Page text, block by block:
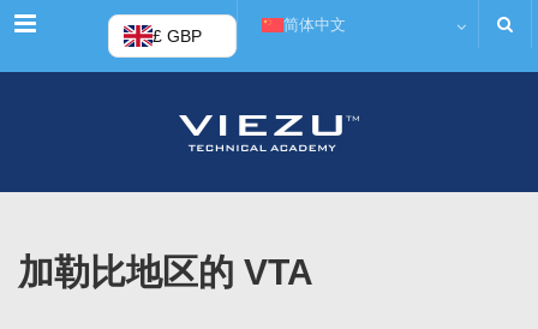
菜单 £ GBP
简体中文
加勒比地区的 VTA